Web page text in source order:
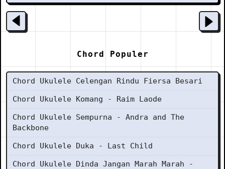
Chord Populer
Chord Ukulele Celengan Rindu Fiersa Besari
Chord Ukulele Komang - Raim Laode
Chord Ukulele Sempurna - Andra and The
Backbone
Chord Ukulele Duka - Last Child
Chord Ukulele Dinda Jangan Marah Marah -